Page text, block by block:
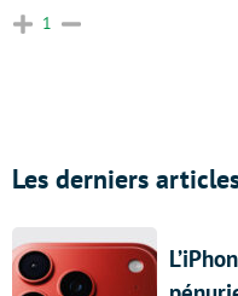
1
Les derniers